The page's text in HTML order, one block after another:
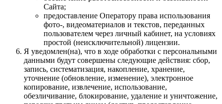
Сайта;
предоставление Оператору права использования
фото-, видеоматериалов и текстов, переданных
пользователем через личный кабинет, на условиях
простой (неисключительной) лицензии.
Я уведомлен(на), что в ходе обработки с персональными
данными будут совершены следующие действия: сбор,
запись, систематизация, накопление, хранение,
уточнение (обновление, изменение), электронное
копирование, извлечение, использование,
обезличивание, блокирование, удаление и уничтожение,